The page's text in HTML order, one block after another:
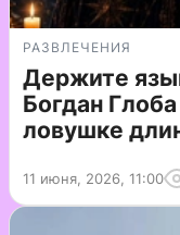
РАЗВЛЕЧЕНИЯ
Держите
Богдан
ловушке
11 июня, 2026, 11:00